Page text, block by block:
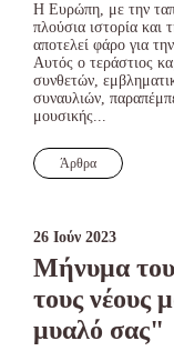
Η Ευρώπη, με την
πλούσια ιστορία και
αποτελεί φάρο για
Αυτός ο τεράστιος
συνθετών,
συναυλιών,
μουσικής...
Άρθρα
26 Ιούν 2023
Μήνυμα
τους νέους
μυαλό σας"